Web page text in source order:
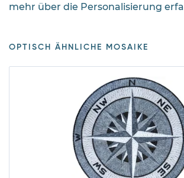
mehr über die Personalisierung
OPTISCH ÄHNLICHE MOSAIKE